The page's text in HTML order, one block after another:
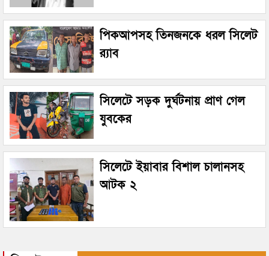
পিকআপসহ তিনজনকে ধরল সিলেট
র‌্যাব
সিলেটে সড়ক দুর্ঘটনায় প্রাণ গেল
যুবকের
সিলেটে ইয়াবার বিশাল চালানসহ
আটক ২